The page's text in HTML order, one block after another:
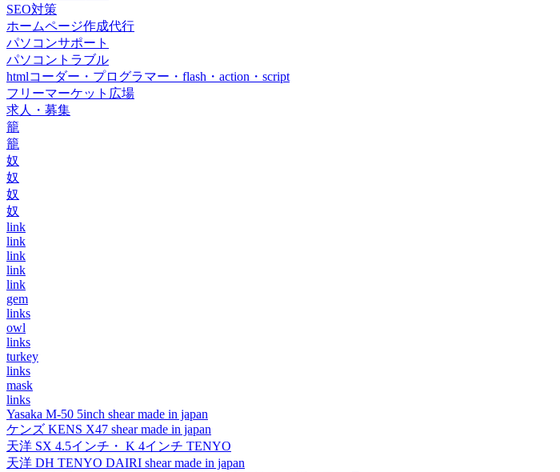
SEO対策
ホームページ作成代行
パソコンサポート
パソコントラブル
htmlコーダー・プログラマー・flash・action・script
フリーマーケット広場
求人・募集
籠
籠
奴
奴
奴
奴
link
link
link
link
link
gem
links
owl
links
turkey
links
mask
links
Yasaka M-50 5inch shear made in japan
ケンズ KENS X47 shear made in japan
天洋 SX 4.5インチ・ K 4インチ TENYO
天洋 DH TENYO DAIRI shear made in japan